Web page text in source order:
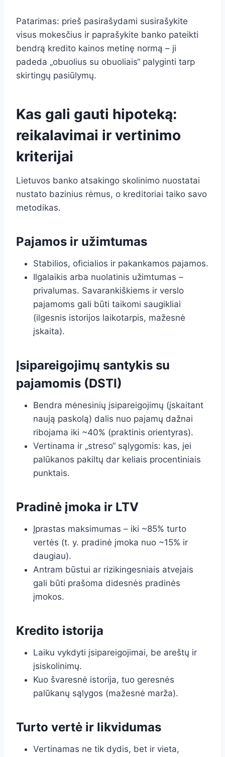
Patarimas: prieš pasirašydami susirašykite
visus mokesčius ir paprašykite banko pateikti
bendrą kredito kainos metinę normą – ji
padeda „obuolius su obuoliais“ palyginti tarp
skirtingų pasiūlymų.
Kas gali gauti hipoteką:
reikalavimai ir vertinimo
kriterijai
Lietuvos banko atsakingo skolinimo nuostatai
nustato bazinius rėmus, o kreditoriai taiko savo
metodikas.
Pajamos ir užimtumas
Stabilios, oficialios ir pakankamos pajamos.
Ilgalaikis arba nuolatinis užimtumas –
privalumas. Savarankiškiems ir verslo
pajamoms gali būti taikomi saugikliai
(ilgesnis istorijos laikotarpis, mažesnė
įskaita).
Įsipareigojimų santykis su
pajamomis (DSTI)
Bendra mėnesinių įsipareigojimų (įskaitant
naują paskolą) dalis nuo pajamų dažnai
ribojama iki ~40% (praktinis orientyras).
Vertinama ir „streso“ sąlygomis: kas, jei
palūkanos pakiltų dar keliais procentiniais
punktais.
Pradinė įmoka ir LTV
Įprastas maksimumas – iki ~85% turto
vertės (t. y. pradinė įmoka nuo ~15% ir
daugiau).
Antram būstui ar rizikingesniais atvejais
gali būti prašoma didesnės pradinės
įmokos.
Kredito istorija
Laiku vykdyti įsipareigojimai, be areštų ir
įsiskolinimų.
Kuo švaresnė istorija, tuo geresnės
palūkanų sąlygos (mažesnė marža).
Turto vertė ir likvidumas
Vertinamas ne tik dydis, bet ir vieta,